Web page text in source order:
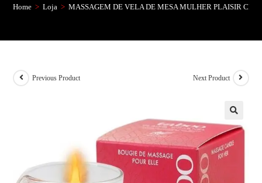
Home > Loja > MASSAGEM DE VELA DE MESA MULHER PLAISIR
Previous Product Next Product